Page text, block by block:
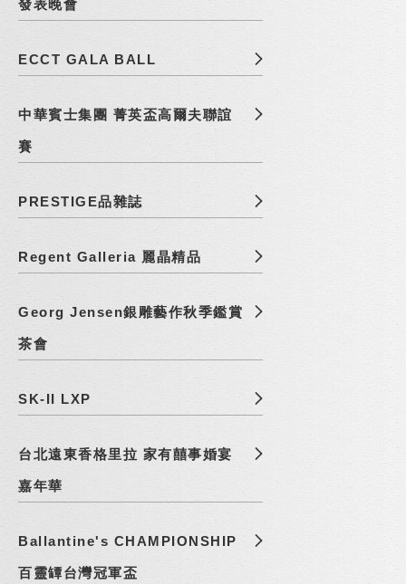
發表晚會
ECCT GALA BALL
中華賓士集團 菁英盃高爾夫聯誼
賽
PRESTIGE品雜誌
Regent Galleria 麗晶精品
Georg Jensen銀雕藝作秋季鑑賞
茶會
SK-II LXP
台北遠東香格里拉 家有囍事婚宴
嘉年華
Ballantine's CHAMPIONSHIP
百靈罈台灣冠軍盃